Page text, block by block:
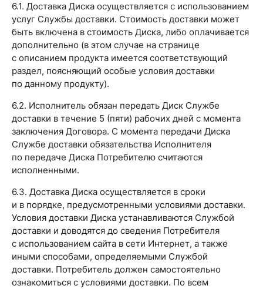
6.1. Доставка Диска осуществляется с использованием
услуг Службы доставки. Стоимость доставки может
быть включена в стоимость Диска, либо оплачивается
дополнительно (в этом случае на странице
с описанием продукта имеется соответствующий
раздел, поясняющий особые условия доставки
по данному продукту).
6.2. Исполнитель обязан передать Диск Службе
доставки в течение 5 (пяти) рабочих дней с момента
заключения Договора. С момента передачи Диска
Службе доставки обязательства Исполнителя
по передаче Диска Потребителю считаются
исполненными.
6.3. Доставка Диска осуществляется в сроки
и в порядке, предусмотренными условиями доставки.
Условия доставки Диска устанавливаются Службой
доставки и доводятся до сведения Потребителя
с использованием сайта в сети Интернет, а также
иными способами, определяемыми Службой
доставки. Потребитель должен самостоятельно
ознакомиться с условиями доставки. По всем